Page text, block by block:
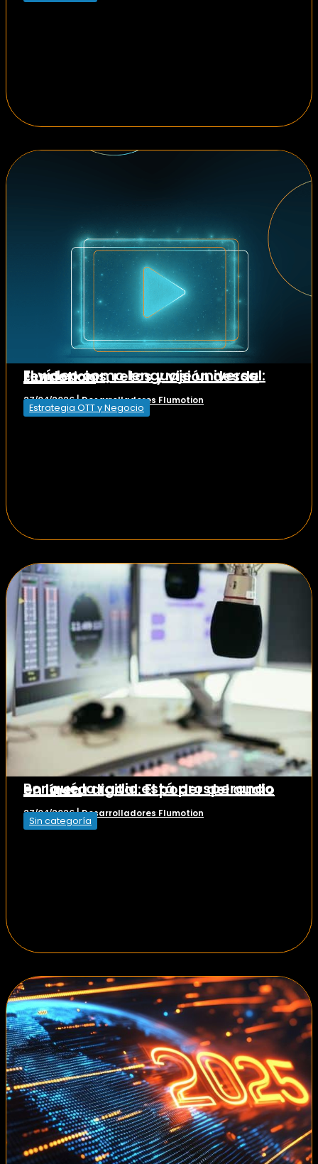
El vídeo como lenguaje universal: tendencias, retos y visión desde Flumotion
27/04/2026|Desarrolladores Flumotion
Estrategia OTT y Negocio
Por qué la radio está prosperando en la era digital: El poder del audio en línea
27/04/2026|Desarrolladores Flumotion
Sin categoría